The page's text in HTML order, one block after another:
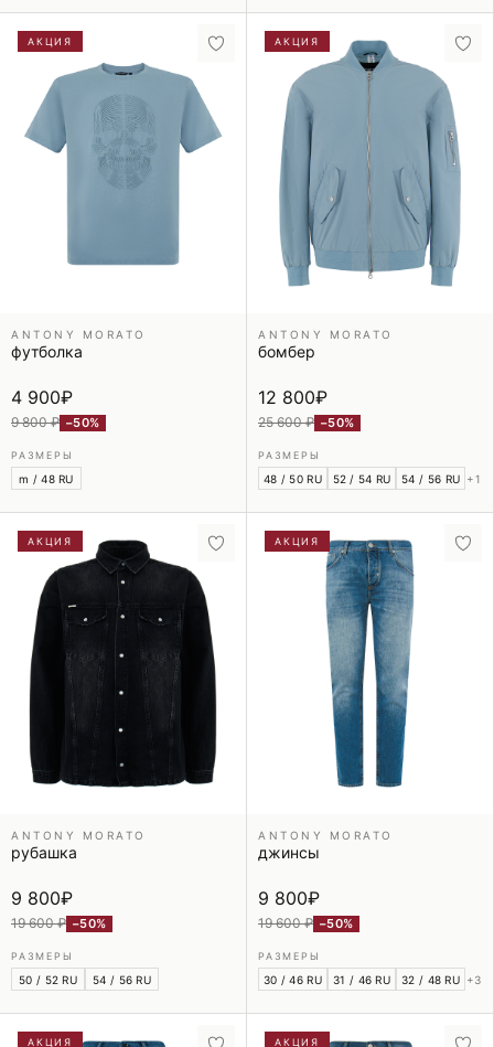
АКЦИЯ
ANTONY MORATO
футболка
4 900₽
9 800 ₽ −50%
РАЗМЕРЫ
m / 48 RU
АКЦИЯ
ANTONY MORATO
бомбер
12 800₽
25 600 ₽ −50%
РАЗМЕРЫ
48 / 50 RU 52 / 54 RU 54 / 56 RU +1
АКЦИЯ
ANTONY MORATO
рубашка
9 800₽
19 600 ₽ −50%
РАЗМЕРЫ
50 / 52 RU 54 / 56 RU
АКЦИЯ
ANTONY MORATO
джинсы
9 800₽
19 600 ₽ −50%
РАЗМЕРЫ
30 / 46 RU 31 / 46 RU 32 / 48 RU +3
АКЦИЯ АКЦИЯ